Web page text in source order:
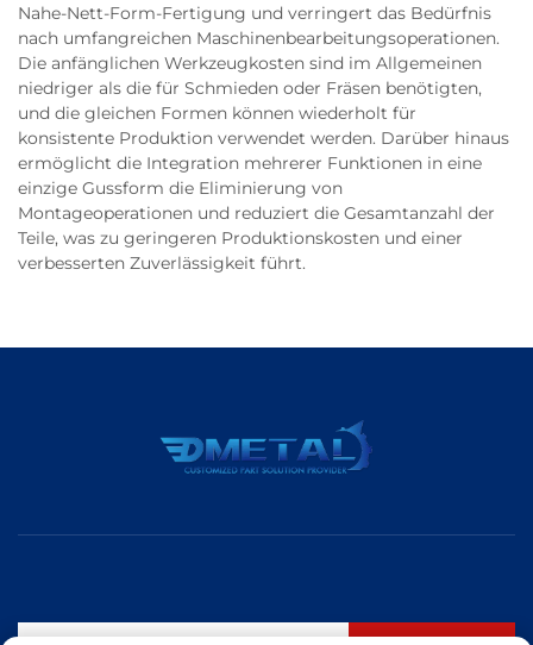
Nahe-Nett-Form-Fertigung und verringert das Bedürfnis
nach umfangreichen Maschinenbearbeitungsoperationen.
Die anfänglichen Werkzeugkosten sind im Allgemeinen
niedriger als die für Schmieden oder Fräsen benötigten,
und die gleichen Formen können wiederholt für
konsistente Produktion verwendet werden. Darüber hinaus
ermöglicht die Integration mehrerer Funktionen in eine
einzige Gussform die Eliminierung von
Montageoperationen und reduziert die Gesamtanzahl der
Teile, was zu geringeren Produktionskosten und einer
verbesserten Zuverlässigkeit führt.